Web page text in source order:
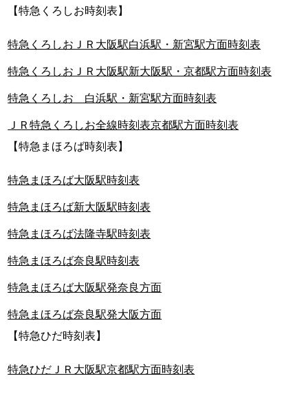
【特急くろしお時刻表】
特急くろしおＪＲ大阪駅白浜駅・新宮駅方面時刻表
特急くろしおＪＲ大阪駅新大阪駅・京都駅方面時刻表
特急くろしお 白浜駅・新宮駅方面時刻表
ＪＲ特急くろしお全線時刻表京都駅方面時刻表
【特急まほろば時刻表】
特急まほろば大阪駅時刻表
特急まほろば新大阪駅時刻表
特急まほろば法隆寺駅時刻表
特急まほろば奈良駅時刻表
特急まほろば大阪駅発奈良方面
特急まほろば奈良駅発大阪方面
【特急ひだ時刻表】
特急ひだＪＲ大阪駅京都駅方面時刻表